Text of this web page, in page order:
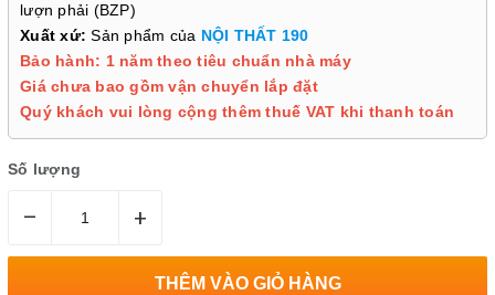
lượn phải (BZP)
Xuất xứ: Sản phẩm của NỘI THẤT 190
Bảo hành: 1 năm theo tiêu chuẩn nhà máy
Giá chưa bao gồm vận chuyển lắp đặt
Quý khách vui lòng cộng thêm thuế VAT khi thanh toán
Số lượng
– +
THÊM VÀO GIỎ HÀNG